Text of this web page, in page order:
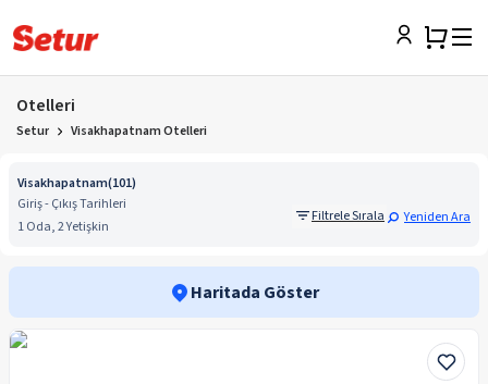
Otelleri
Setur Visakhapatnam Otelleri
Visakhapatnam(101)
Giriş - Çıkış Tarihleri
1 Oda, 2 Yetişkin
Filtrele Sırala Yeniden Ara
Haritada Göster